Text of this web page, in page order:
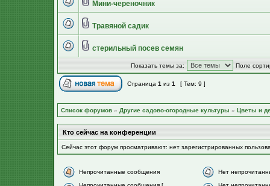
Мини-череночник
Травяной садик
стерильный посев семян
Показать темы за: Поле
Страница 1 из 1 [ Тем: 9 ]
Список форумов » Другие садово-огородные культуры » Цветы и
Кто сейчас на конференции
Сейчас этот форум просматривают: нет зарегистрированных
Непрочитанные сообщения
Нет